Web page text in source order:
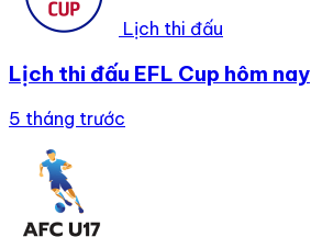
Lịch thi đấu
Lịch thi đấu EFL Cup hôm nay
5 tháng trước